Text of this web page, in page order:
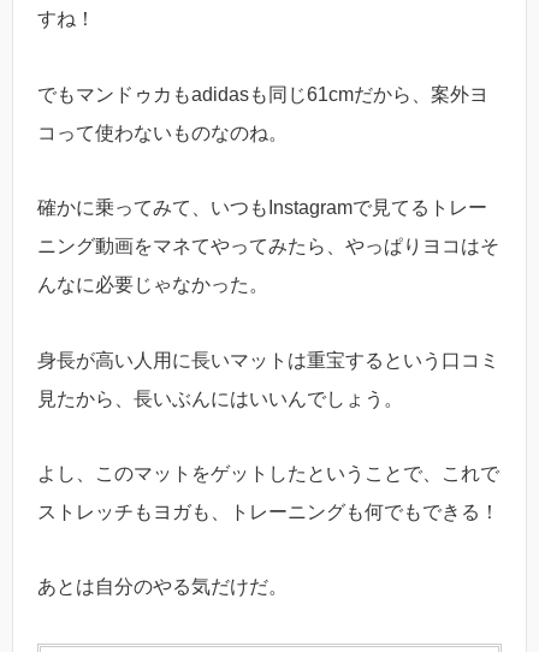
すね！
でもマンドゥカもadidasも同じ61cmだから、案外ヨ
コって使わないものなのね。
確かに乗ってみて、いつもInstagramで見てるトレー
ニング動画をマネてやってみたら、やっぱりヨコはそ
んなに必要じゃなかった。
身長が高い人用に長いマットは重宝するという口コミ
見たから、長いぶんにはいいんでしょう。
よし、このマットをゲットしたということで、これで
ストレッチもヨガも、トレーニングも何でもできる！
あとは自分のやる気だけだ。